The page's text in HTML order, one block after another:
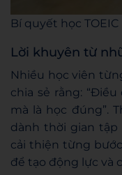
Bí quyết học TOEIC
Lời khuyên từ
Nhiều học viên
chia sẻ rằng:
mà là học đúng”.
dành thời gian
cải thiện từng
để tạo động lực và